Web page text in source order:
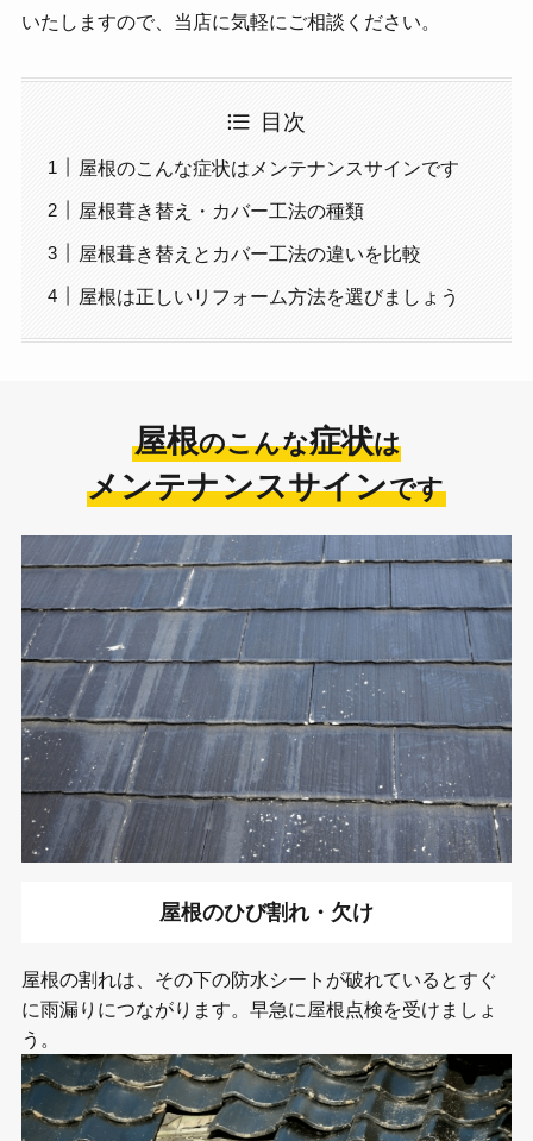
いたしますので、当店に気軽にご相談ください。
目次
屋根のこんな症状はメンテナンスサインです
屋根葺き替え・カバー工法の種類
屋根葺き替えとカバー工法の違いを比較
屋根は正しいリフォーム方法を選びましょう
屋根のこんな症状は
メンテナンスサインです
屋根のひび割れ・欠け
屋根の割れは、その下の防水シートが破れているとすぐ
に雨漏りにつながります。早急に屋根点検を受けましょ
う。